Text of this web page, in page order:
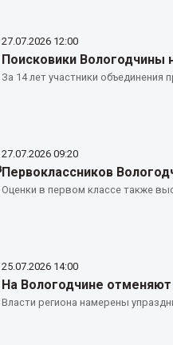
27.07.2026 12:00
Поисковики Вологодчины
За 14 лет участники объединения
27.07.2026 09:20
Первоклассников
Оценки в первом классе также
25.07.2026 14:00
На Вологодчине
Власти региона намерены